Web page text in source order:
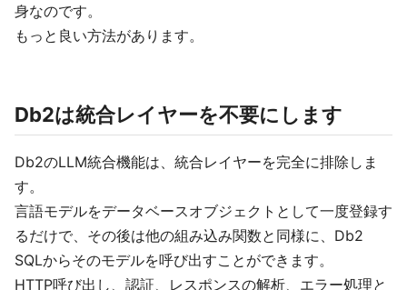
身なのです。
もっと良い方法があります。
Db2は統合レイヤーを不要にします
Db2のLLM統合機能は、統合レイヤーを完全に排除しま
す。
言語モデルをデータベースオブジェクトとして一度登録す
るだけで、その後は他の組み込み関数と同様に、Db2
SQLからそのモデルを呼び出すことができます。
HTTP呼び出し、認証、レスポンスの解析、エラー処理と